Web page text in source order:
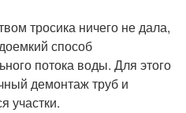
тросика ничего не дала,
способ
потока воды. Для этого
демонтаж труб и
участки.